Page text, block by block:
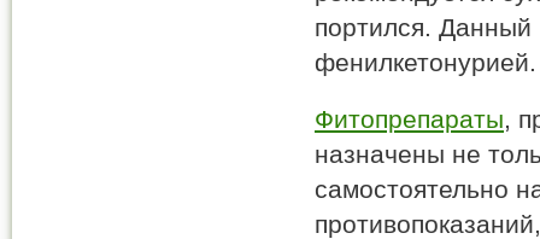
портился. Данный
фенилкетонурией.
Фитопрепараты,
назначены не
самостоятельно